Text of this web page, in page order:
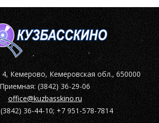
4, Кемерово, Кемеровская обл., 650000
Приемная: (3842) 36-29-06
office@kuzbasskino.ru
36-44-10; +7 951-578-7814